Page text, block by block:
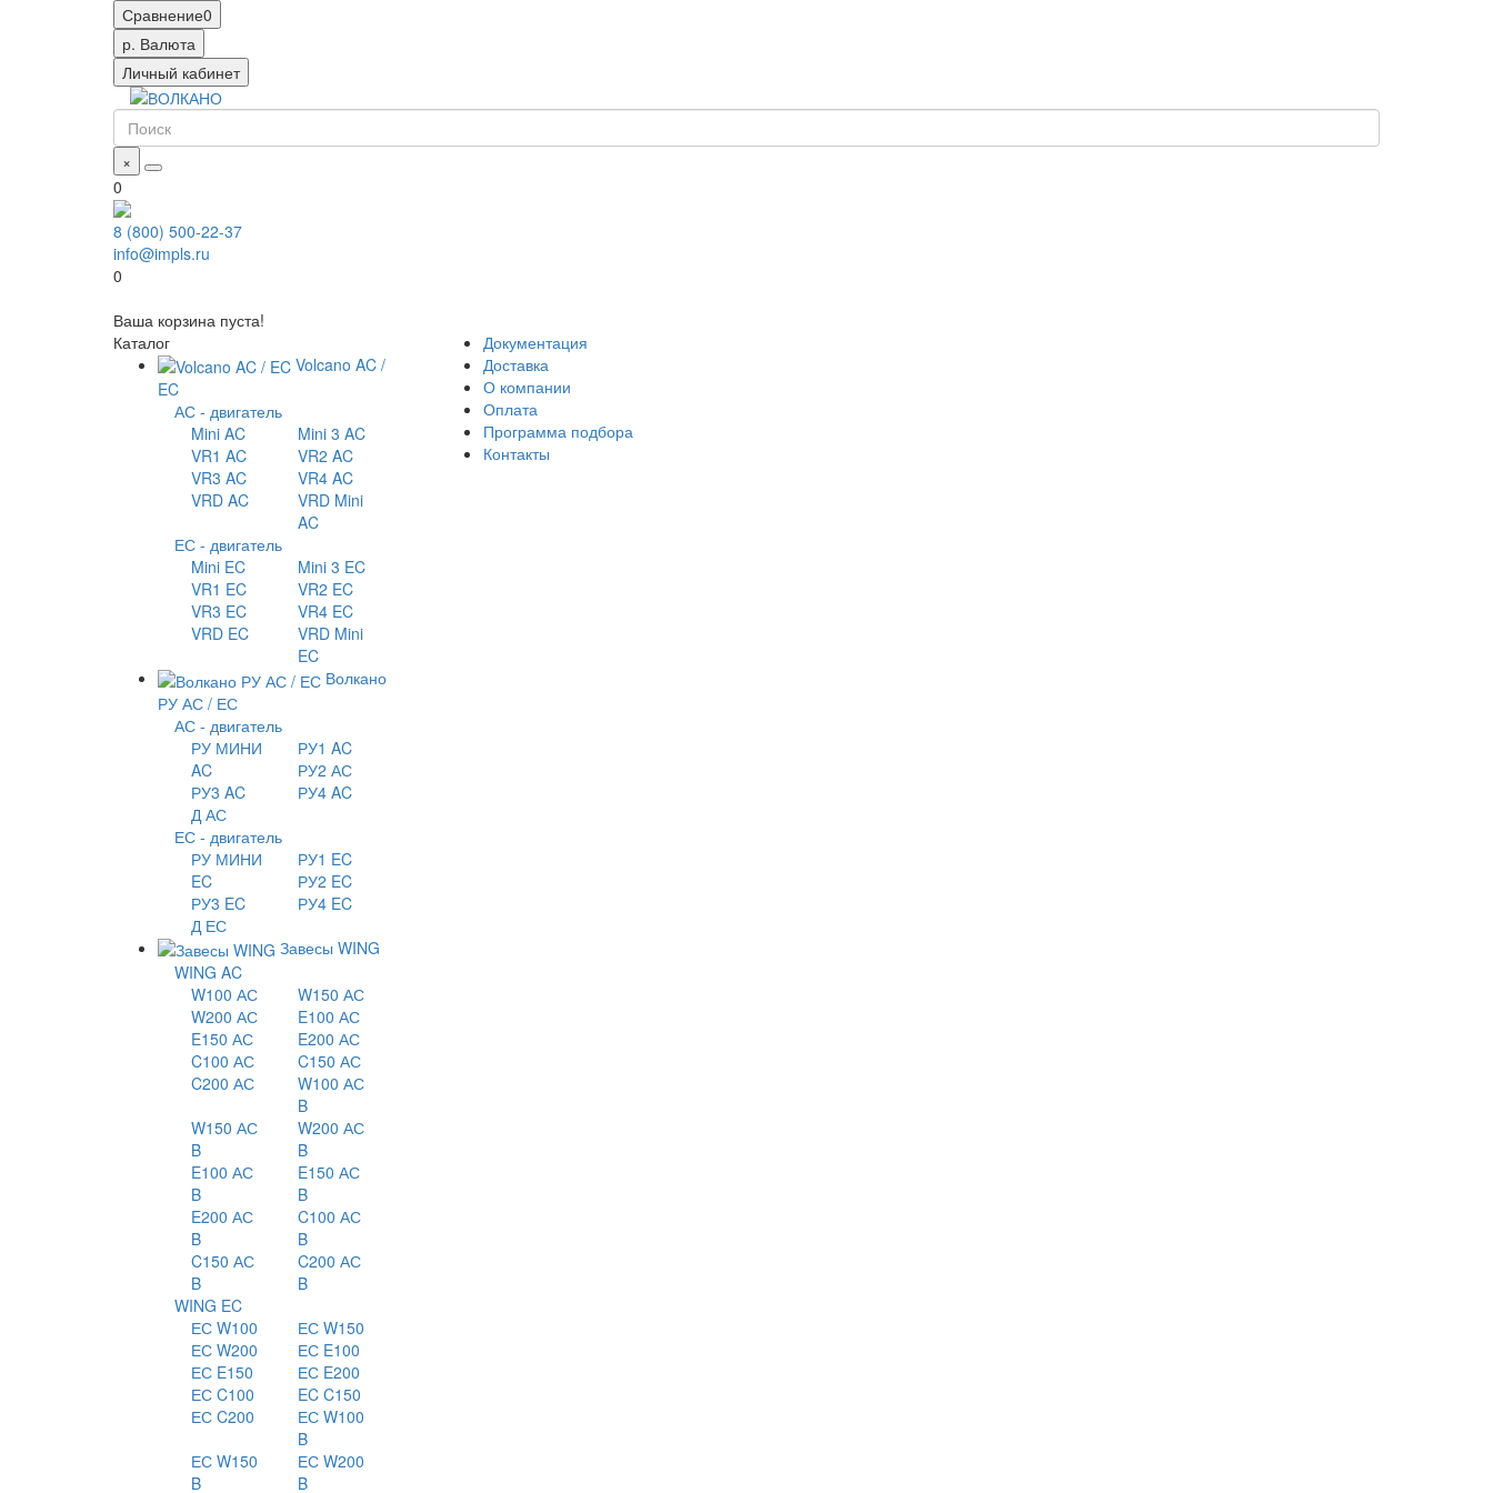
Сравнение0
р. Валюта
Личный кабинет
×
0
8 (800) 500-22-37
info@impls.ru
0
Ваша корзина пуста!
Каталог
Volcano AC /
EC
АС - двигатель
Mini AC
Mini 3 AC
VR1 AC
VR2 AC
VR3 AC
VR4 AC
VRD AC
VRD Mini
AC
ЕС - двигатель
Mini EC
Mini 3 EC
VR1 EC
VR2 EC
VR3 EC
VR4 EC
VRD EC
VRD Mini
EC
Волкано
РУ АС / ЕС
АС - двигатель
РУ МИНИ
AC
РУ1 AC
РУ2 АС
РУ3 AC
РУ4 AC
Д АС
ЕС - двигатель
РУ МИНИ
EC
РУ1 EC
РУ2 EC
РУ3 EC
РУ4 EC
Д ЕС
Завесы WING
WING AC
W100 АС
W150 АС
W200 АС
E100 АС
E150 АС
E200 АС
C100 АС
C150 АС
C200 АС
W100 АС
B
W150 АС
B
W200 АС
B
E100 АС
B
E150 АС
B
E200 АС
B
C100 АС
B
C150 АС
B
C200 АС
B
WING EC
ЕС W100
ЕС W150
ЕС W200
ЕС E100
ЕС E150
ЕС E200
ЕС C100
EC C150
ЕС C200
ЕС W100
B
ЕС W150
B
ЕС W200
B
Документация
Доставка
О компании
Оплата
Программа подбора
Контакты